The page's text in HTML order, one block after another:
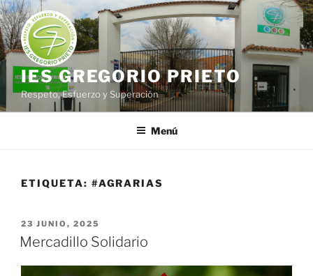
Saltar
al
contenido
IES GREGORIO PRIETO
Respeto, Esfuerzo y Superación
Menú
ETIQUETA: #AGRARIAS
PUBLICADO
EL
23 JUNIO, 2025
Mercadillo Solidario